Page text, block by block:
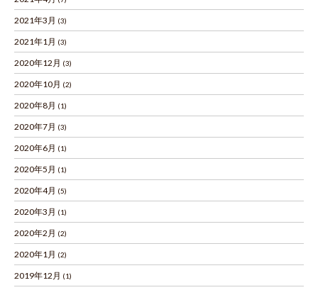
2021年3月 (3)
2021年1月 (3)
2020年12月 (3)
2020年10月 (2)
2020年8月 (1)
2020年7月 (3)
2020年6月 (1)
2020年5月 (1)
2020年4月 (5)
2020年3月 (1)
2020年2月 (2)
2020年1月 (2)
2019年12月 (1)